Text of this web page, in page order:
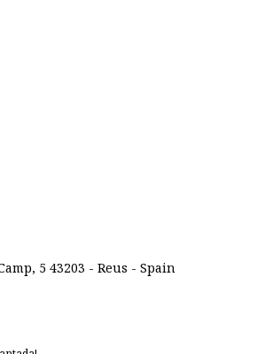
5 43203 - Reus - Spain